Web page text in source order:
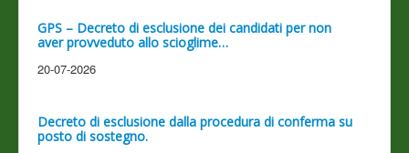
GPS – Decreto di esclusione dei candidati per non
aver provveduto allo scioglime…
20-07-2026
Decreto di esclusione dalla procedura di conferma su
posto di sostegno.